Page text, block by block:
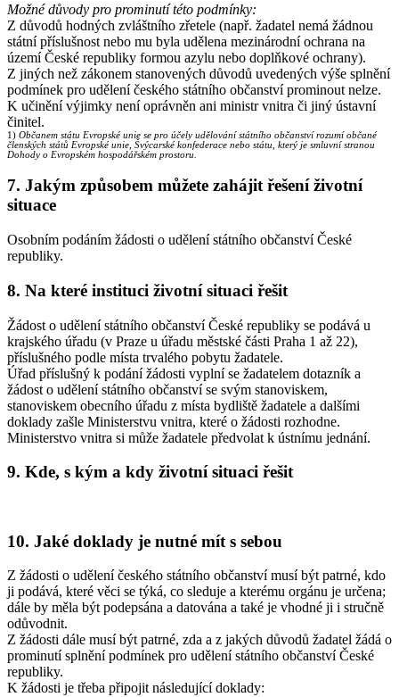
Možné důvody pro prominutí této podmínky:
Z důvodů hodných zvláštního zřetele (např. žadatel nemá žádnou
státní příslušnost nebo mu byla udělena mezinárodní ochrana na
území České republiky formou azylu nebo doplňkové ochrany).
Z jiných než zákonem stanovených důvodů uvedených výše splnění
podmínek pro udělení českého státního občanství prominout nelze.
K učinění výjimky není oprávněn ani ministr vnitra či jiný ústavní
činitel.
1) Občanem státu Evropské unie se pro účely udělování státního občanství rozumí občané
členských států Evropské unie, Švýcarské konfederace nebo státu, který je smluvní stranou
Dohody o Evropském hospodářském prostoru.
7. Jakým způsobem můžete zahájit řešení životní
situace
Osobním podáním žádosti o udělení státního občanství České
republiky.
8. Na které instituci životní situaci řešit
Žádost o udělení státního občanství České republiky se podává u
krajského úřadu (v Praze u úřadu městské části Praha 1 až 22),
příslušného podle místa trvalého pobytu žadatele.
Úřad příslušný k podání žádosti vyplní se žadatelem dotazník a
žádost o udělení státního občanství se svým stanoviskem,
stanoviskem obecního úřadu z místa bydliště žadatele a dalšími
doklady zašle Ministerstvu vnitra, které o žádosti rozhodne.
Ministerstvo vnitra si může žadatele předvolat k ústnímu jednání.
9. Kde, s kým a kdy životní situaci řešit
10. Jaké doklady je nutné mít s sebou
Z žádosti o udělení českého státního občanství musí být patrné, kdo
ji podává, které věci se týká, co sleduje a kterému orgánu je určena;
dále by měla být podepsána a datována a také je vhodné ji i stručně
odůvodnit.
Z žádosti dále musí být patrné, zda a z jakých důvodů žadatel žádá o
prominutí splnění podmínek pro udělení státního občanství České
republiky.
K žádosti je třeba připojit následující doklady: